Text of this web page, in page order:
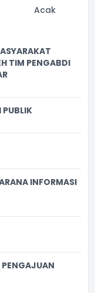
Acak
TIM PENGABDI
INFORMASI